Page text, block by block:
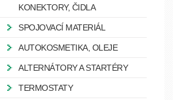
KONEKTORY, ČIDLA
SPOJOVACÍ MATERIÁL
AUTOKOSMETIKA, OLEJE
ALTERNÁTORY A STARTÉRY
TERMOSTATY